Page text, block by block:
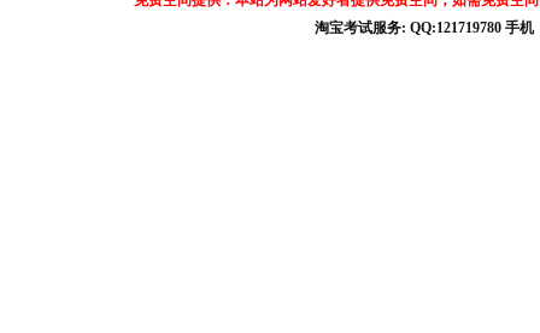
淘宝考试服务: QQ:121719780 手